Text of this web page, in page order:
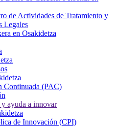
de Actividades de Tratamiento y
Legales
en Osakidetza
Continuada (PAC)
ayuda a innovar
de Innovación (CPI)